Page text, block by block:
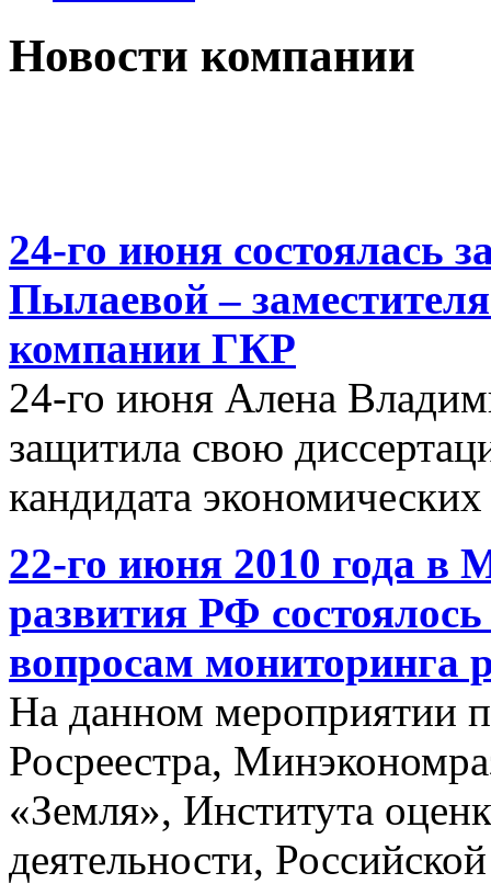
Новости компании
24-го июня состоялась
Пылаевой –
компании ГКР
24-го июня Алена
защитила свою
кандидата
22-го июня 2010 года в
развития РФ
вопросам мониторинга
На данном мероприятии
Росреестра,
«Земля», Института
деятельности,